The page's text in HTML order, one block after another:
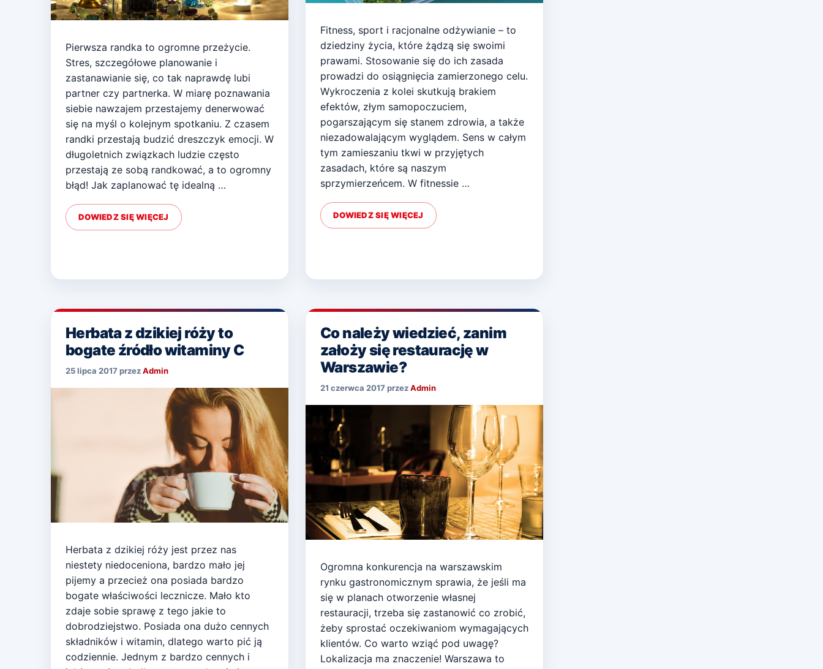
Pierwsza randka to ogromne przeżycie.
Stres, szczegółowe planowanie i
zastanawianie się, co tak naprawdę lubi
partner czy partnerka. W miarę poznawania
siebie nawzajem przestajemy denerwować
się na myśl o kolejnym spotkaniu. Z czasem
randki przestają budzić dreszczyk emocji. W
długoletnich związkach ludzie często
przestają ze sobą randkować, a to ogromny
błąd! Jak zaplanować tę idealną …
DOWIEDZ SIĘ WIĘCEJ
Fitness, sport i racjonalne odżywianie – to
dziedziny życia, które żądzą się swoimi
prawami. Stosowanie się do ich zasada
prowadzi do osiągnięcia zamierzonego celu.
Wykroczenia z kolei skutkują brakiem
efektów, złym samopoczuciem,
pogarszającym się stanem zdrowia, a także
niezadowalającym wyglądem. Sens w całym
tym zamieszaniu tkwi w przyjętych
zasadach, które są naszym
sprzymierzeńcem. W fitnessie …
DOWIEDZ SIĘ WIĘCEJ
Herbata z dzikiej róży to
bogate źródło witaminy C
25 lipca 2017 przezAdmin
Herbata z dzikiej róży jest przez nas
niestety niedoceniona, bardzo mało jej
pijemy a przecież ona posiada bardzo
bogate właściwości lecznicze. Mało kto
zdaje sobie sprawę z tego jakie to
dobrodziejstwo. Posiada ona dużo cennych
składników i witamin, dlatego warto pić ją
codziennie. Jednym z bardzo cennych i
Co należy wiedzieć, zanim
założy się restaurację w
Warszawie?
21 czerwca 2017 przezAdmin
Ogromna konkurencja na warszawskim
rynku gastronomicznym sprawia, że jeśli ma
się w planach otworzenie własnej
restauracji, trzeba się zastanowić co zrobić,
żeby sprostać oczekiwaniom wymagających
klientów. Co warto wziąć pod uwagę?
Lokalizacja ma znaczenie! Warszawa to